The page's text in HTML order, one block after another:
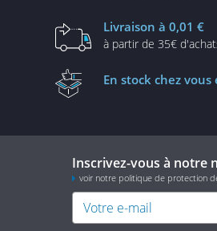
Livraison à 0,01 €
à partir de 35€
En stock chez vous
Inscrivez-vous à notre
voir notre politique de protection